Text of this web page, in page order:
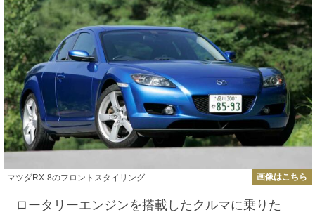
マツダRX-8のフロントスタイリング 画像はこちら
ロータリーエンジンを搭載したクルマに乗りた